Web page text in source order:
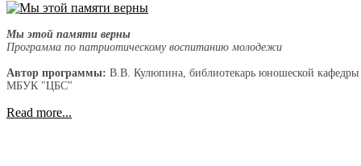
Мы этой памяти верны
Программа по патриотическому воспитанию молодежи
Автор программы: В.В. Кулюпина, библиотекарь юношеской кафедры
МБУК "ЦБС"
Read more...